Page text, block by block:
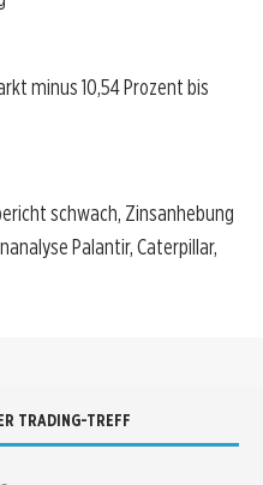
minus 10,54 Prozent bis
schwach, Zinsanhebung
Palantir, Caterpillar,
TRADING-TREFF